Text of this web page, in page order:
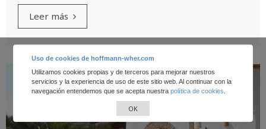
Leer más
Uso de cookies de hoffmann-wher.com
Utilizamos cookies propias y de terceros para mejorar nuestros
servicios y la experiencia de uso de este sitio web. Al continuar con la
navegación entendemos que se acepta nuestrapolítica de cookies
OK